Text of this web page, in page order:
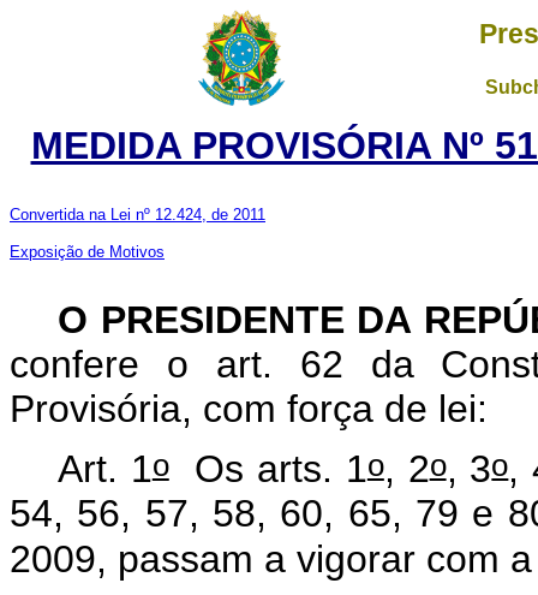
MEDIDA PROVISÓRIA Nº
Convertida na Lei nº 12.424, de 2011
Exposição de Motivos
O PRESIDENTE DA
confere o art. 62 da
Provisória, com força de lei:
Art. 1oOs arts. 1o, 2o, 3o,
54, 56, 57, 58, 60, 65, 79 e
2009, passam a vigorar com